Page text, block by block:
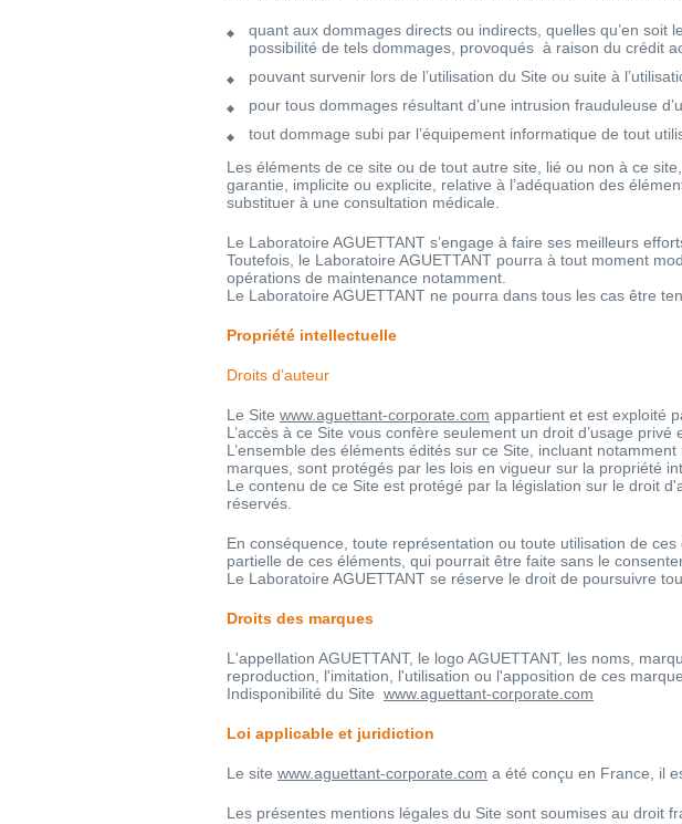
quant aux dommages directs ou indirects, quelles qu’en
possibilité de tels dommages, provoqués à raison du crédit
pouvant survenir lors de l’utilisation du Site ou suite à
pour tous dommages résultant d’une intrusion frauduleuse
tout dommage subi par l’équipement informatique de tout
Les éléments de ce site ou de tout autre site, lié ou non à ce
garantie, implicite ou explicite, relative à l’adéquation des
substituer à une consultation médicale.
Le Laboratoire AGUETTANT s’engage à faire ses meilleurs
Toutefois, le Laboratoire AGUETTANT pourra à tout moment
opérations de maintenance notamment.
Le Laboratoire AGUETTANT ne pourra dans tous les cas être
Propriété intellectuelle
Droits d’auteur
Le Site www.aguettant-corporate. com appartient et est exploité
L’accès à ce Site vous confère seulement un droit d’usage privé
L’ensemble des éléments édités sur ce Site, incluant
marques, sont protégés par les lois en vigueur sur la propriété
Le contenu de ce Site est protégé par la législation sur le droit
réservés.
En conséquence, toute représentation ou toute utilisation de
partielle de ces éléments, qui pourrait être faite sans le
Le Laboratoire AGUETTANT se réserve le droit de poursuivre
Droits des marques
L'appellation AGUETTANT, le logo AGUETTANT, les noms,
reproduction, l'imitation, l'utilisation ou l'apposition de ces
Indisponibilité du Site www.aguettant-corporate.com
Loi applicable et juridiction
Le site www.aguettant-corporate.com a été conçu en France, il
Les présentes mentions légales du Site sont soumises au droit